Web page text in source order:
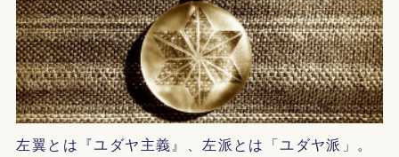
左翼とは『ユダヤ主義』、左派とは「ユダヤ派」。